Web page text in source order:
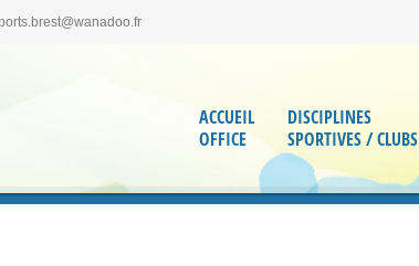
ACCUEIL
OFFICE
DISCIPLINES
SPORTIVES / CLUBS